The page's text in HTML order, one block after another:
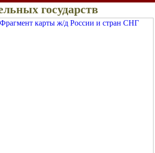
государств